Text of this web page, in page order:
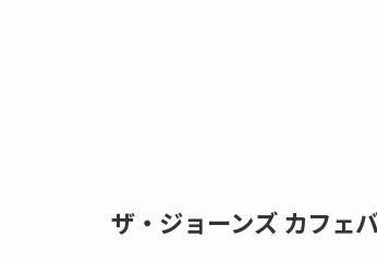
ザ・ジョーンズ カフェ